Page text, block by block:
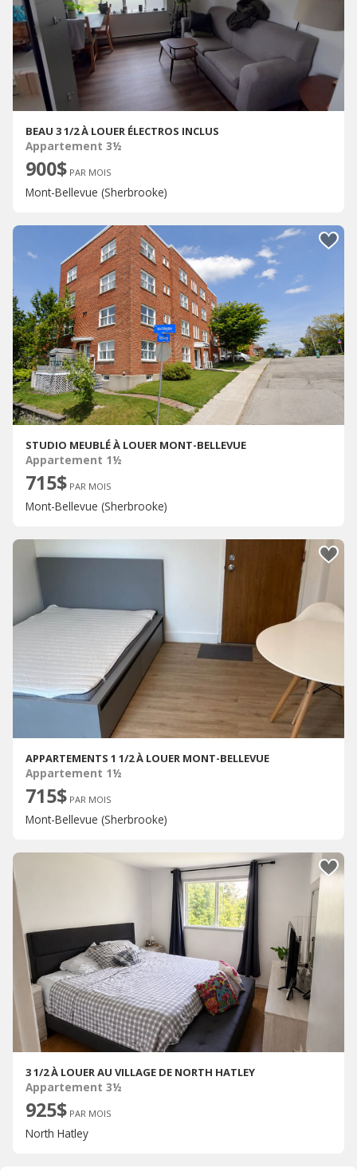
BEAU 3 1/2 À LOUER ÉLECTROS INCLUS
Appartement 3½
900$ PAR MOIS
Mont-Bellevue (Sherbrooke)
STUDIO MEUBLÉ À LOUER MONT-BELLEVUE
Appartement 1½
715$ PAR MOIS
Mont-Bellevue (Sherbrooke)
APPARTEMENTS 1 1/2 À LOUER MONT-BELLEVUE
Appartement 1½
715$ PAR MOIS
Mont-Bellevue (Sherbrooke)
3 1/2 À LOUER AU VILLAGE DE NORTH HATLEY
Appartement 3½
925$ PAR MOIS
North Hatley